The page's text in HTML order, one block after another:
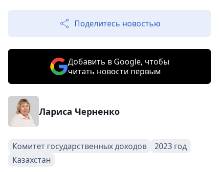
Поделитесь новостью
Добавить в Google, чтобы
читать новости первым
Лариса Черненко
Комитет государственных доходов
2023 год
Казахстан